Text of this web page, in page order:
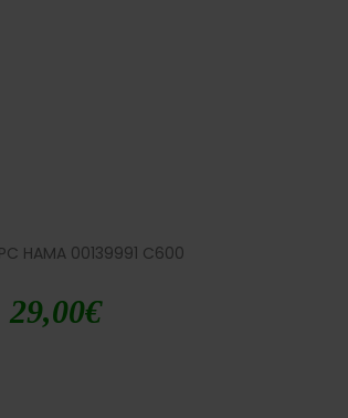
HAMA 00139991 C600
29,00€